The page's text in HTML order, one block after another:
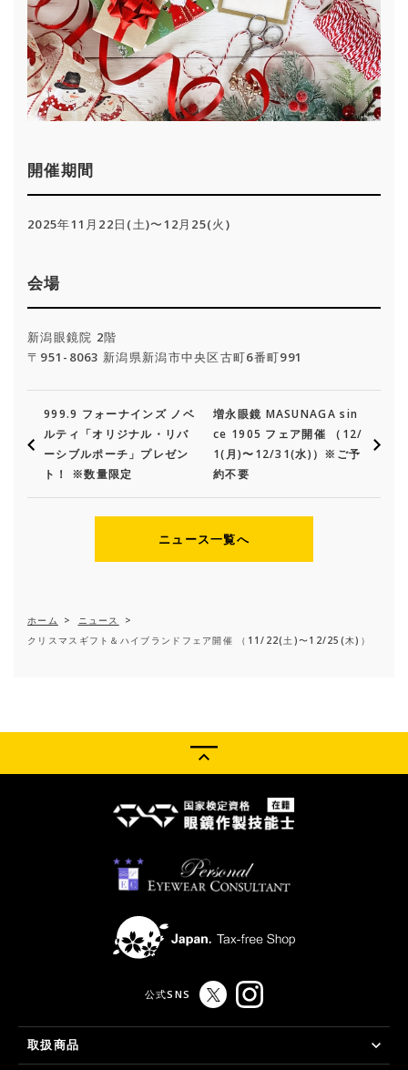
開催期間
2025年11月22日(土)〜12月25(火)
会場
新潟眼鏡院 2階
〒951-8063 新潟県新潟市中央区古町6番町991
999.9 フォーナインズ ノベ
ルティ「オリジナル・リバ
ーシブルポーチ」プレゼン
ト！ ※数量限定
増永眼鏡 MASUNAGA sin
ce 1905 フェア開催 （12/
1(月)〜12/31(水)）※ご予
約不要
ニュース一覧へ
ホーム > ニュース
>
クリスマスギフト＆ハイブランドフェア開催 （11/22(土)〜12/25(木)）
公式SNS
取扱商品